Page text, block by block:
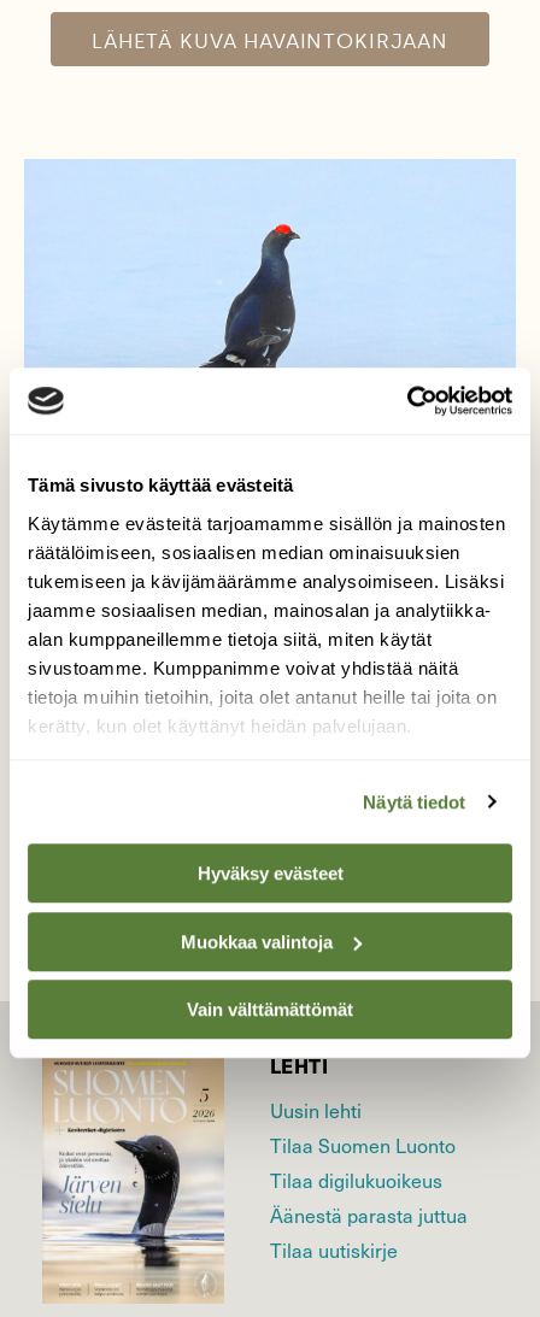
Tämä sivusto käyttää evästeitä
Käytämme evästeitä tarjoamamme sisällön ja mainosten
räätälöimiseen, sosiaalisen median ominaisuuksien
tukemiseen ja kävijämäärämme analysoimiseen. Lisäksi
jaamme sosiaalisen median, mainosalan ja analytiikka-
alan kumppaneillemme tietoja siitä, miten käytät
sivustoamme. Kumppanimme voivat yhdistää näitä
tietoja muihin tietoihin, joita olet antanut heille tai joita on
kerätty, kun olet käyttänyt heidän palvelujaan.
Näytä tiedot
Hyväksy evästeet
Muokkaa valintoja
Vain välttämättömät
LÄHETÄ KUVA HAVAINTOKIRJAAN
Yksinään pellolla
Huhtikuisella ja talvisella pellolla istui teeri
yksinään,mitä lie aatellut kun ketään muita
ei näkynyt missään!
Valokuvaaja: sirpa jyske, Virrat 15.4-22
TAKAISIN LISTAAN
LEHTI
Uusin lehti
Tilaa Suomen Luonto
Tilaa digilukuoikeus
Äänestä parasta juttua
Tilaa uutiskirje